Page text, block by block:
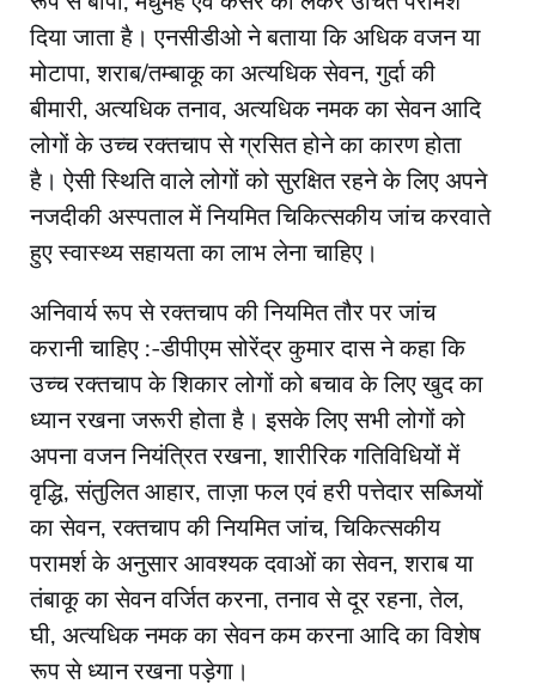
दिया जाता है। एनसीडीओ ने बताया कि अधिक वजन या
मोटापा, शराब/तम्बाकू का अत्यधिक सेवन, गुर्दा की
बीमारी, अत्यधिक तनाव, अत्यधिक नमक का सेवन आदि
लोगों के उच्च रक्तचाप से ग्रसित होने का कारण होता
है। ऐसी स्थिति वाले लोगों को सुरक्षित रहने के लिए अपने
नजदीकी अस्पताल में नियमित चिकित्सकीय जांच करवाते
हुए स्वास्थ्य सहायता का लाभ लेना चाहिए।
अनिवार्य रूप से रक्तचाप की नियमित तौर पर जांच
करानी चाहिए :-डीपीएम सोरेंद्र कुमार दास ने कहा कि
उच्च रक्तचाप के शिकार लोगों को बचाव के लिए खुद का
ध्यान रखना जरूरी होता है। इसके लिए सभी लोगों को
अपना वजन नियंत्रित रखना, शारीरिक गतिविधियों में
वृद्धि, संतुलित आहार, ताज़ा फल एवं हरी पत्तेदार सब्जियों
का सेवन, रक्तचाप की नियमित जांच, चिकित्सकीय
परामर्श के अनुसार आवश्यक दवाओं का सेवन, शराब या
तंबाकू का सेवन वर्जित करना, तनाव से दूर रहना, तेल,
घी, अत्यधिक नमक का सेवन कम करना आदि का विशेष
रूप से ध्यान रखना पड़ेगा।